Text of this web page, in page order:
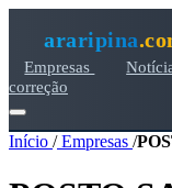
araripina
Empresas
correção
Início /Empresas /